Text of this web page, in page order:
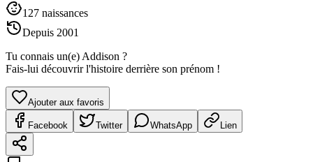
127 naissances
Depuis 2001
Tu connais un(e) Addison ?
Fais-lui découvrir l'histoire derrière son prénom !
Ajouter aux favoris
Facebook Twitter WhatsApp Lien